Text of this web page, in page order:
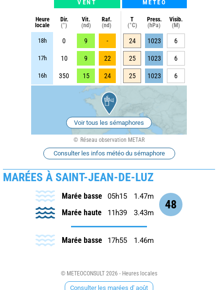
VENT METEO
Heure
locale
Dir.
(°)
Vit.
(nd)
Raf.
(nd)
T
(°C)
Press.
(hPa)
Visib.
(M)
18h 0 9 - 24 1023 6
17h 10 9 22 25 1023 6
16h 350 15 24 25 1023 6
Voir tous les sémaphores
Réseau observation METAR
Consulter les infos météo du sémaphore
MARÉES À SAINT-JEAN-DE-LUZ
48
Marée basse 05h15 1.47m
Marée haute 11h39 3.43m
Marée basse 17h55 1.46m
© METEOCONSULT 2026 - Heures locales
Consulter les marées d' août